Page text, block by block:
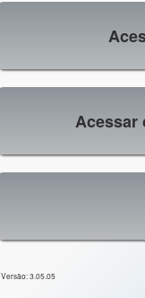
Acessar
Versão: 3.05.05